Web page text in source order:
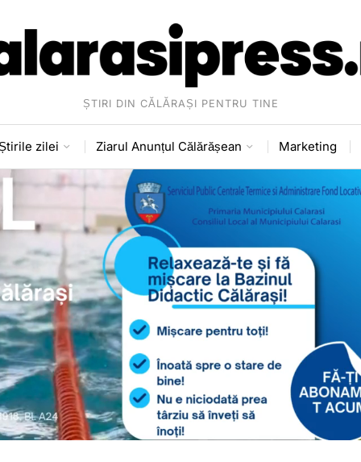
ȘTIRI DIN CĂLĂRAȘI PENTRU TINE
zilei Ziarul Anunțul Călărășean Marketing